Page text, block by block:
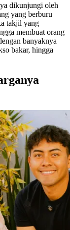
dikunjungi oleh
yang berburu
takjil yang
membuat orang
banyaknya
bakar, hingga